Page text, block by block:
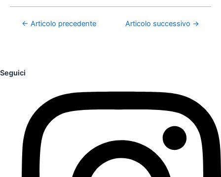
← Articolo precedente Articolo successivo →
Seguici